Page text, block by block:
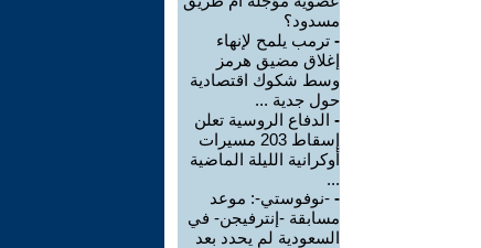
مسدود؟
- ترمب يلمح لإنهاء
إغلاق مضيق هرمز
وسط شكوك اقتصادية
حول جدية ...
- الدفاع الروسية تعلن
إسقاط 203 مسيرات
أوكرانية الليلة الماضية
...
- -نوفوستي-: موعد
مسابقة -إنترفيجن- في
السعودية لم يحدد بعد